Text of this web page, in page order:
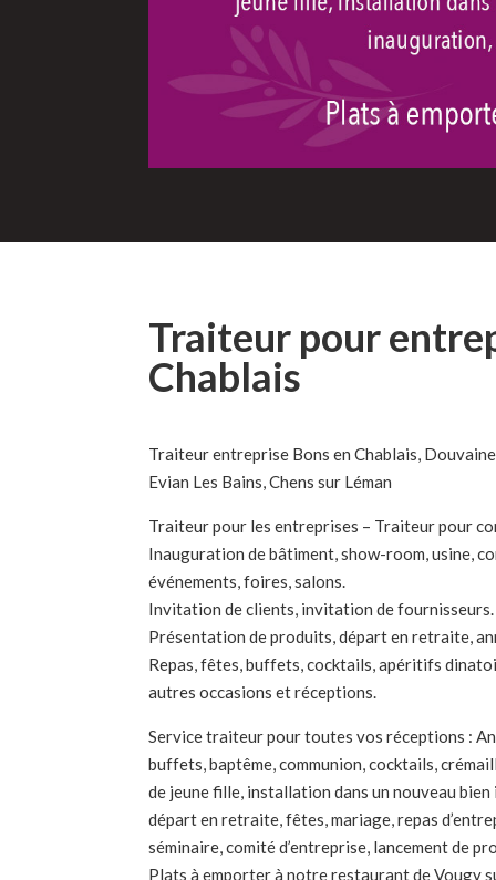
Traiteur pour
Chablais
Traiteur entreprise Bons en Chablais,
Evian Les Bains, Chens sur Léman
Traiteur pour les entreprises – Traiteur pour
Inauguration de bâtiment, show-room, usine,
événements, foires, salons.
Invitation de clients, invitation de fournisseurs.
Présentation de produits, départ en retraite,
Repas, fêtes, buffets, cocktails, apéritifs
autres occasions et réceptions.
Service traiteur pour toutes vos réceptions :
buffets, baptême, communion, cocktails,
de jeune fille, installation dans un nouveau bien
départ en retraite, fêtes, mariage, repas
séminaire, comité d’entreprise, lancement de
Plats à emporter à notre restaurant de Vougy